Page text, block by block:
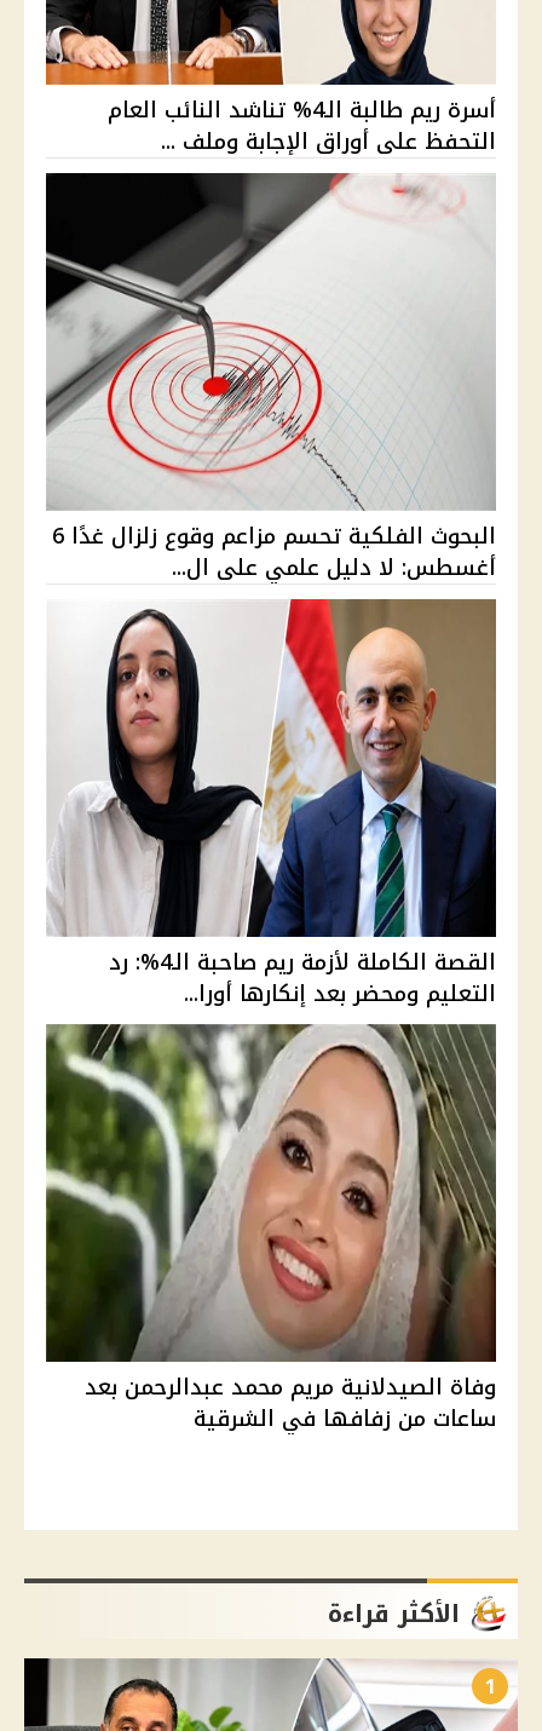
أسرة ريم طالبة الـ4% تناشد النائب العام
التحفظ على أوراق الإجابة وملف ...
البحوث الفلكية تحسم مزاعم وقوع زلزال غدًا 6
أغسطس: لا دليل علمي على ال...
القصة الكاملة لأزمة ريم صاحبة الـ4%: رد
التعليم ومحضر بعد إنكارها أورا...
وفاة الصيدلانية مريم محمد عبدالرحمن بعد
ساعات من زفافها في الشرقية
الأكثر قراءة
1